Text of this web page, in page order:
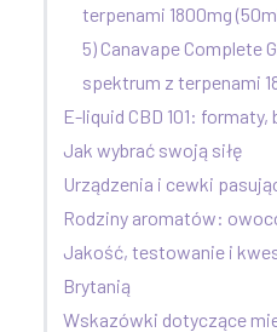
terpenami 1800mg
5) Canavape Complete
spektrum z terpenami
E-liquid CBD 101:
Jak wybrać swoją siłę
Urządzenia i cewki
Rodziny aromatów:
Jakość, testowanie i
Brytanią
Wskazówki dotyczące